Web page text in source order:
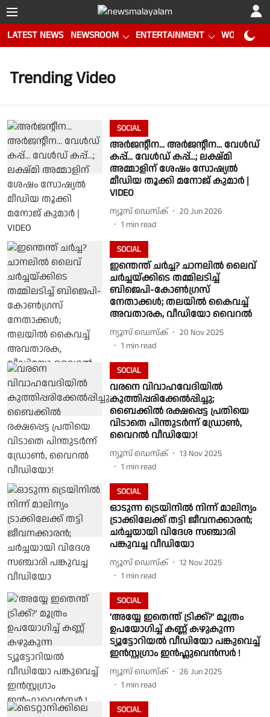
LATEST NEWS NEWSROOM ENTERTAINMENT WORLD CUP
Trending Video
SOCIAL
അർജൻ്റീന... അർജൻ്റീന... വേൾഡ്
കപ്പ്... വേൾഡ് കപ്പ്...; ലക്ഷ്മി
അമ്മാളിന് ശേഷം സോഷ്യൽ
മീഡിയ തൂക്കി മനോജ് കുമാർ |
VIDEO
ന്യൂസ് ഡെസ്ക്
20 Jun 2026
1 min read
SOCIAL
ഇന്തെന്ത് ചർച്ച? ചാനലിൽ ലൈവ്
ചർച്ചയ്ക്കിടെ തമ്മിലടിച്ച്
ബിജെപി-കോൺഗ്രസ്
നേതാക്കൾ; തലയിൽ കൈവച്ച്
അവതാരക, വീഡിയോ വൈറൽ
ന്യൂസ് ഡെസ്ക്
20 Nov 2025
1 min read
SOCIAL
വരനെ വിവാഹവേദിയിൽ
കുത്തിപ്പരിക്കേൽപ്പിച്ചു;
ബൈക്കിൽ രക്ഷപ്പെട്ട പ്രതിയെ
വിടാതെ പിന്തുടർന്ന് ഡ്രോൺ,
വൈറൽ വീഡിയോ!
ന്യൂസ് ഡെസ്ക്
13 Nov 2025
1 min read
SOCIAL
ഓടുന്ന ട്രെയിനിൽ നിന്ന് മാലിന്യം
ട്രാക്കിലേക്ക് തട്ടി ജീവനക്കാരൻ;
ചർച്ചയായി വിദേശ സഞ്ചാരി
പങ്കുവച്ച വീഡിയോ
ന്യൂസ് ഡെസ്ക്
12 Nov 2025
1 min read
SOCIAL
'അയ്യേ ഇതെന്ത് ട്രിക്ക്?' മൂത്രം
ഉപയോഗിച്ച് കണ്ണ് കഴുകുന്ന
ട്യൂട്ടോറിയൽ വീഡിയോ പങ്കുവെച്ച്
ഇൻസ്റ്റഗ്രാം ഇൻഫ്ലുവെൻസർ !
ന്യൂസ് ഡെസ്ക്
26 Jun 2025
1 min read
SOCIAL